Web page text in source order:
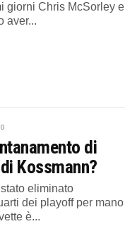
giorni Chris McSorley e
aver...
di
Kossmann?
eliminato
dei playoff per mano
è...